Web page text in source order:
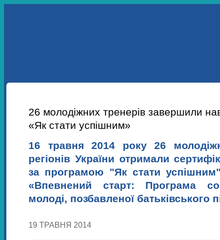
26 молодіжних тренерів завершили
«Як стати успішним»
16 травня 2014 року 26
регіонів України отримали
за програмою "Як стати
«Впевнений старт: Програма
молоді, позбавленої батьківського
19 ТРАВНЯ 2014